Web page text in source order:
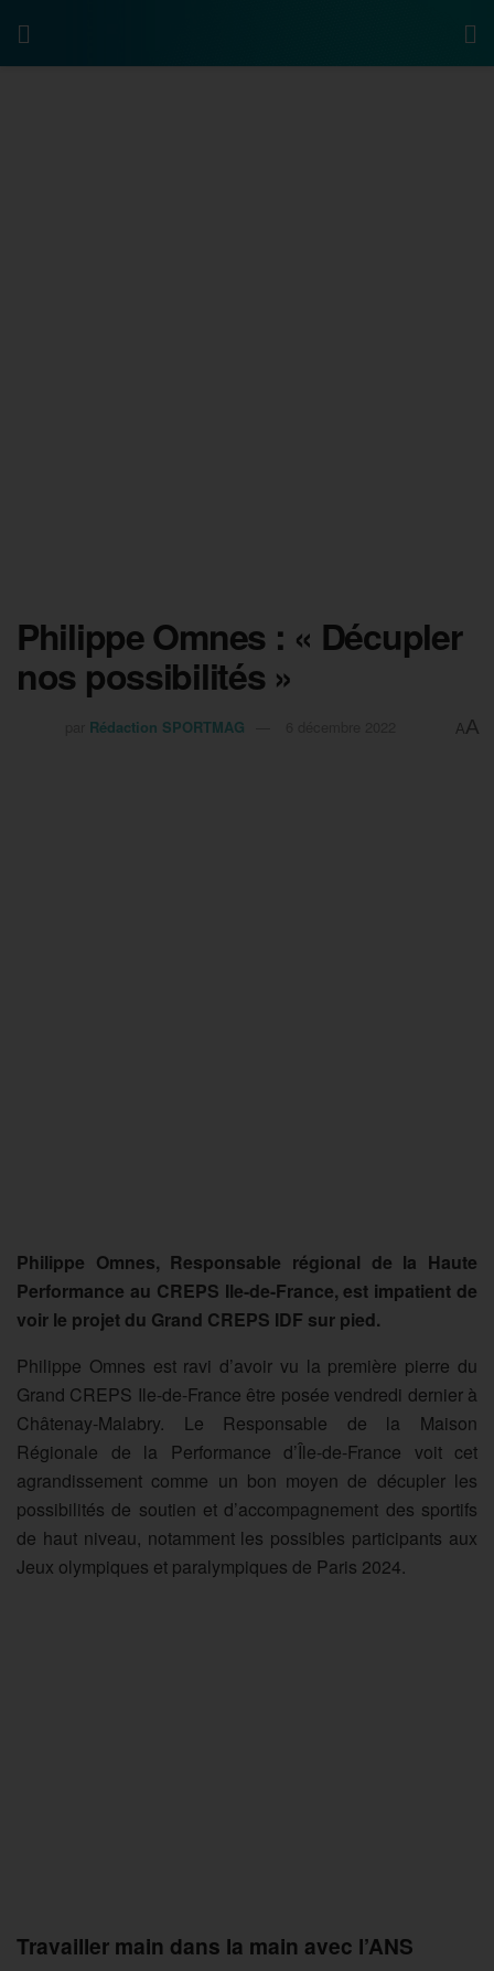
Philippe Omnes : « Décupler
nos possibilités »
Rédaction SPORTMAG AA
Philippe Omnes, Responsable régional de la Haute
Performance au CREPS Ile-de-France, est impatient de
voir le projet du Grand CREPS IDF sur pied.
Philippe Omnes est ravi d’avoir vu la première pierre du
Grand CREPS Ile-de-France être posée vendredi dernier à
Châtenay-Malabry. Le Responsable de la Maison
Régionale de la Performance d’Île-de-France voit cet
agrandissement comme un bon moyen de décupler les
possibilités de soutien et d’accompagnement des sportifs
de haut niveau, notamment les possibles participants aux
Jeux olympiques et paralympiques de Paris 2024.
Travailler main dans la main avec l’ANS